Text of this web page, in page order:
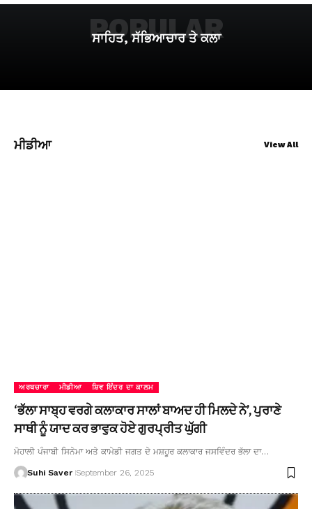
ਸਾਹਿਤ, ਸੱਭਿਆਚਾਰ ਤੇ ਕਲਾ
POPULAR
ਮੀਡੀਆ View All
ਅਰਥਚਾਰਾ ਮੀਡੀਆ ਸ਼ਿਵ ਇੰਦਰ ਦਾ ਕਾਲਮ
‘ਭੱਲਾ ਸਾਬ੍ਹ ਵਰਗੇ ਕਲਾਕਾਰ ਸਾਲਾਂ ਬਾਅਦ ਹੀ ਮਿਲਦੇ ਨੇ’, ਪੁਰਾਣੇ
ਸਾਥੀ ਨੂੰ ਯਾਦ ਕਰ ਭਾਵੁਕ ਹੋਏ ਗੁਰਪ੍ਰੀਤ ਘੁੱਗੀ
ਮੋਹਾਲੀ ਪੰਜਾਬੀ ਸਿਨੇਮਾ ਅਤੇ ਕਾਮੇਡੀ ਜਗਤ ਦੇ ਮਸ਼ਹੂਰ ਕਲਾਕਾਰ ਜਸਵਿੰਦਰ ਭੱਲਾ ਦਾ…
Suhi Saver September 26, 2025